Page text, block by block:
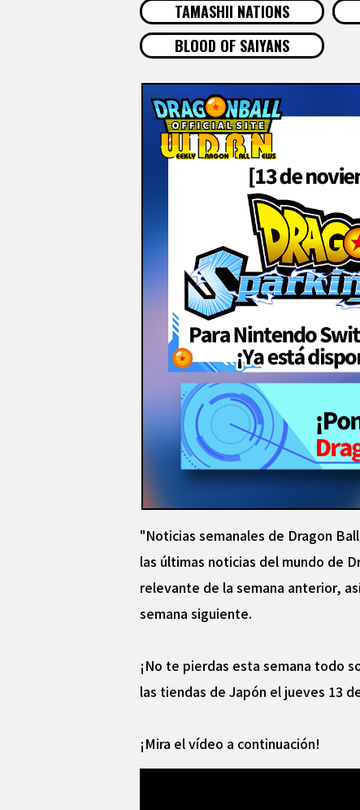
TAMASHII NATIONS
BLOOD OF SAIYANS
"Noticias semanales de Dragon
las últimas noticias del mundo de
relevante de la semana anterior,
semana siguiente.
¡No te pierdas esta semana todo
las tiendas de Japón el jueves 13
¡Mira el vídeo a continuación!